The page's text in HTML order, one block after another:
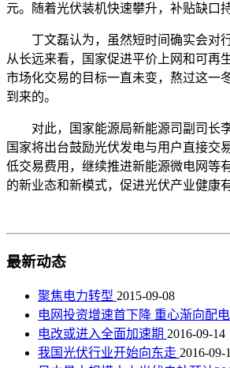
元。随着光伏装机快速攀升，补贴缺口
丁文磊认为，虽然短时间确实会对
从长远来看，国家促进平价上网和可再
市场化交易的目标一直未变，熬过这一
到来的。
对此，国家能源局新能源司副司长
国家将出台鼓励光伏发电与用户直接交
低交易费用，继续推进新能源微电网等
的新业态和新模式，促进光伏产业健康
最新动态
聚焦电力转型 2015-09-08
电网投资增速首下降 重心渐向配
电改或进入全面加速期 2016-09-14
我国光伏行业开始向东走 2016-09-